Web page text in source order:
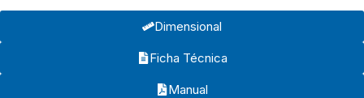
Dimensional
Ficha Técnica
Manual